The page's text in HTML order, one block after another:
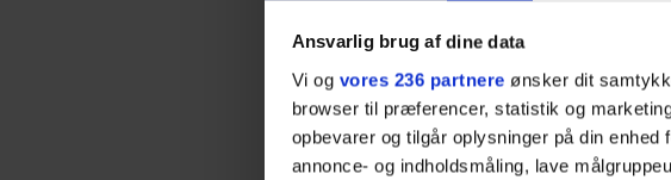
Ansvarlig brug af dine data
Vi og vores 236 partnere ønsker dit
browser til præferencer, statistik og
opbevarer og tilgår oplysninger på din
annonce- og indholdsmåling, lave